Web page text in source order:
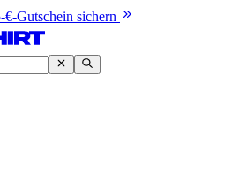
Gutschein sichern